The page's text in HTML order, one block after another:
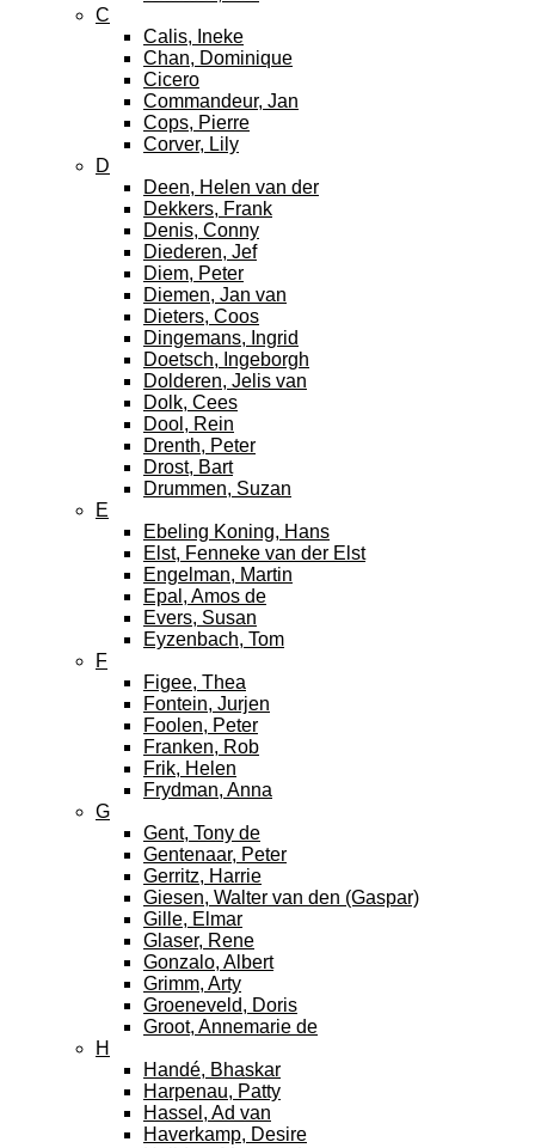
C
Calis, Ineke
Chan, Dominique
Cicero
Commandeur, Jan
Cops, Pierre
Corver, Lily
D
Deen, Helen van der
Dekkers, Frank
Denis, Conny
Diederen, Jef
Diem, Peter
Diemen, Jan van
Dieters, Coos
Dingemans, Ingrid
Doetsch, Ingeborgh
Dolderen, Jelis van
Dolk, Cees
Dool, Rein
Drenth, Peter
Drost, Bart
Drummen, Suzan
E
Ebeling Koning, Hans
Elst, Fenneke van der Elst
Engelman, Martin
Epal, Amos de
Evers, Susan
Eyzenbach, Tom
F
Figee, Thea
Fontein, Jurjen
Foolen, Peter
Franken, Rob
Frik, Helen
Frydman, Anna
G
Gent, Tony de
Gentenaar, Peter
Gerritz, Harrie
Giesen, Walter van den (Gaspar)
Gille, Elmar
Glaser, Rene
Gonzalo, Albert
Grimm, Arty
Groeneveld, Doris
Groot, Annemarie de
H
Handé, Bhaskar
Harpenau, Patty
Hassel, Ad van
Haverkamp, Desire